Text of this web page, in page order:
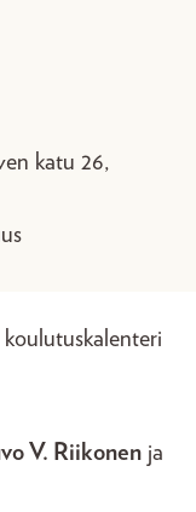
katu 26,
koulutuskalenteri
V. Riikonen ja